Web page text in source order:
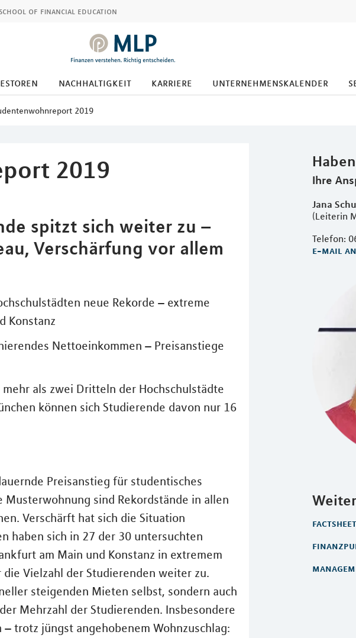
of financial education
nachhaltigkeit karriere unternehmenskalender
2019
2019 Ihre
Jana
(Leiterin
Telefon:
e-mail
factsheet
spitzt sich weiter zu –
Verschärfung vor allem
neue Rekorde – extreme
Konstanz
Nettoeinkommen – Preisanstiege
als zwei Dritteln der Hochschulstädte
können sich Studierende davon nur 16
Preisanstieg für studentisches
sind Rekordstände in allen
Verschärft hat sich die Situation
haben sich in 27 der 30 untersuchten
am Main und Konstanz in extremem
Vielzahl der Studierenden weiter zu.
steigenden Mieten selbst, sondern auch
Mehrzahl der Studierenden. Insbesondere
trotz jüngst angehobenem Wohnzuschlag: